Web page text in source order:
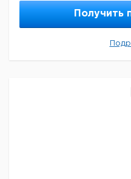
Макс. скорость
Получить